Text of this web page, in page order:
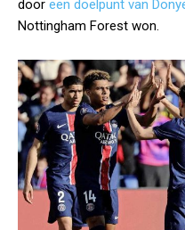
door een doelpunt van
Nottingham Forest won.